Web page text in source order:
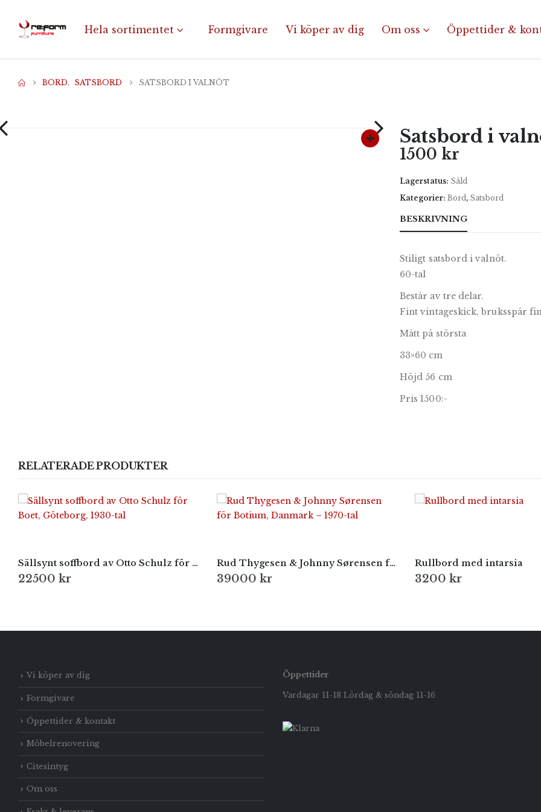
Hela sortimentet Formgivare Vi köper av dig Om oss Öppettider &
BORD, SATSBORD SATSBORD I VALNÖT
Satsbord i
1500 kr
Lagerstatus: Såld
Kategorier: Bord, Satsbord
BESKRIVNING
Stiligt satsbord i valnöt.
60-tal
Består av tre delar.
Fint vintageskick, bruksspår
Mått på största
33×60 cm
Höjd 56 cm
Pris 1500:-
RELATERADE PRODUKTER
Sällsynt soffbord av Otto Schulz för Boet, Göteborg, 1930-tal
22500 kr
Rud Thygesen & Johnny Sørensen för Botium, Danmark – 1970-tal
39000 kr
Rullbord med intarsia
3200 kr
Vi köper av dig
Formgivare
Öppettider & kontakt
Möbelrenovering
Citesintyg
Om oss
Öppettider
Vardagar 11-18 Lördag & söndag 11-16